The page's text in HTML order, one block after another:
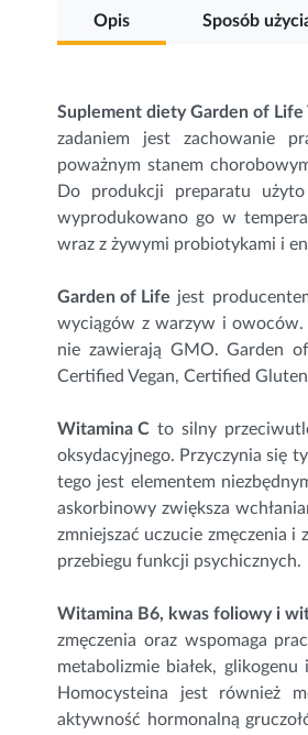
Opis
Suplement diety Garden of
zadaniem jest zachowanie
poważnym stanem
Do produkcji preparatu
wyprodukowano go w
wraz z żywymi probiotykami i
Garden of Life jest
wyciągów z warzyw i owoców.
nie zawierają GMO. Garden
Certified Vegan, Certified
Witamina C to silny
oksydacyjnego. Przyczynia się
tego jest elementem
askorbinowy zwiększa
zmniejszać uczucie zmęczenia i
przebiegu funkcji psychicznych.
Witamina B6, kwas foliowy i
zmęczenia oraz wspomaga
metabolizmie białek,
Homocysteina jest również
aktywność hormonalną
Sposób